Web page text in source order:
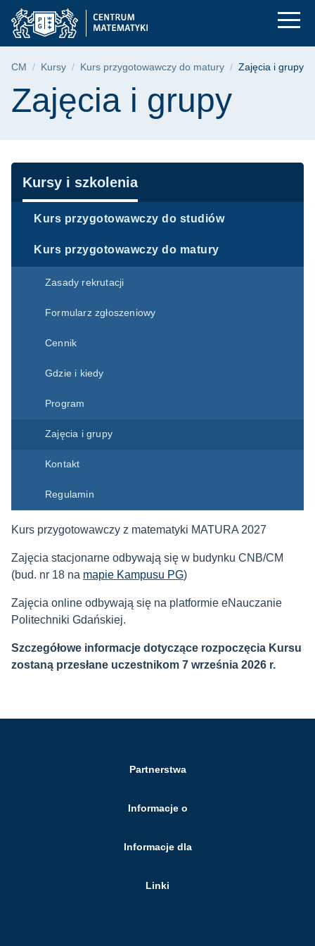
Przejdź
do
menu
Przejdź
do
wyszukiwarki
Przejdź
do
treści
Zajęcia i grupy |
Ścieżka nawigacyjna
CM Kursy Kurs przygotowawczy do matury Zajęcia i grupy
Treść strony
Zajęcia i grupy
Nawigacja
Kursy i szkolenia
Kurs przygotowawczy do studiów
Kurs przygotowawczy do matury
Zasady rekrutacji
Formularz zgłoszeniowy
Cennik
Gdzie i kiedy
Program
Zajęcia i grupy
Kontakt
Regulamin
Kurs przygotowawczy z matematyki MATURA 2027
Zajęcia stacjonarne odbywają się w budynku CNB/CM
(bud. nr 18 na mapie Kampusu PG)
Zajęcia online odbywają się na platformie eNauczanie
Politechniki Gdańskiej.
Szczegółowe informacje dotyczące rozpoczęcia Kursu
zostaną przesłane uczestnikom 7 września 2026 r.
Partnerstwa
Informacje o
Informacje dla
Linki